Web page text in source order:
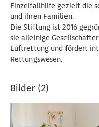
Einzelfallhilfe gezielt die
und ihren Familien.
Die Stiftung ist 2016
sie alleinige
Luftrettung und fördert
Rettungswesen.
Bilder (2)